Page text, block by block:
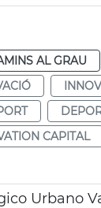
AL GRAU
CAPITAL
Urbano